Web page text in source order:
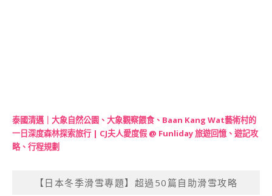
泰國清邁｜大象自然公園、大象觀察餵食、Baan Kang Wat藝術村的
一日深度森林探索旅行 | CJ夫人愛度假 @ Funliday 旅遊回憶、遊記攻
略、行程規劃
【日本冬季滑雪專題】超過50篇自助滑雪攻略